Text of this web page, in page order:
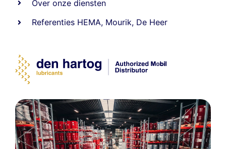
Over onze diensten
Referenties HEMA, Mourik, De Heer